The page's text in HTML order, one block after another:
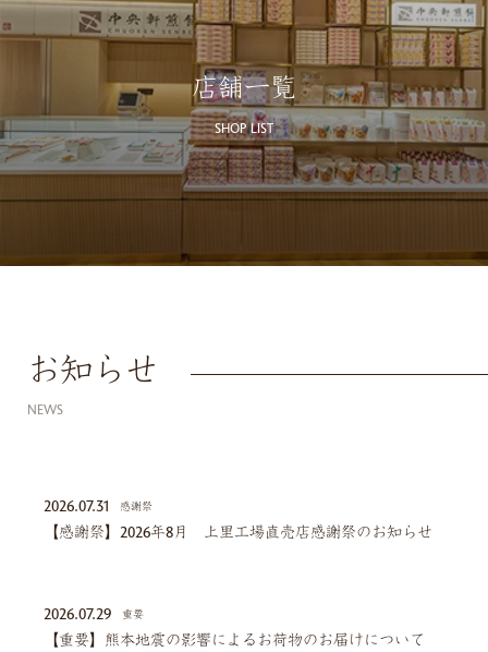
店舗一覧
SHOP LIST
お知らせ
NEWS
2026.07.31 感謝祭
【感謝祭】2026年8月 上里工場直売店感謝祭のお知らせ
2026.07.29 重要
【重要】熊本地震の影響によるお荷物のお届けについて